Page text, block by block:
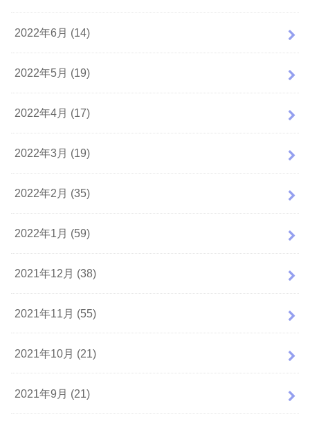
2022年6月 (14)
2022年5月 (19)
2022年4月 (17)
2022年3月 (19)
2022年2月 (35)
2022年1月 (59)
2021年12月 (38)
2021年11月 (55)
2021年10月 (21)
2021年9月 (21)